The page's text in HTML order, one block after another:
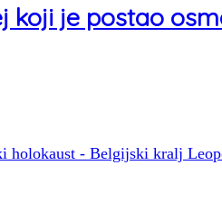
koji je postao